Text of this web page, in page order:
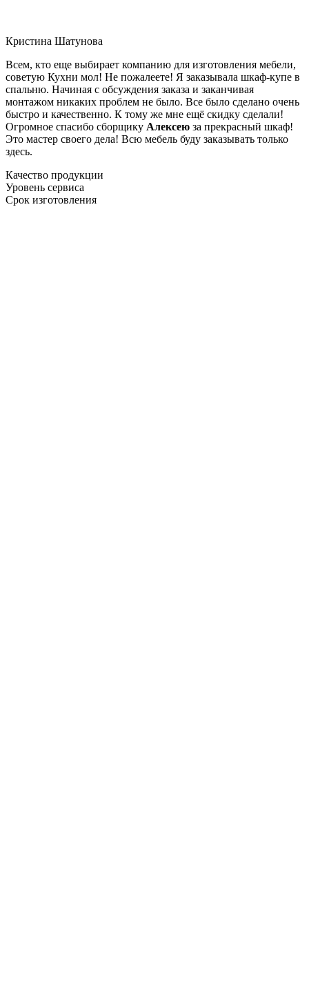
Кристина Шатунова
Всем, кто еще выбирает компанию для изготовления мебели,
советую Кухни мол! Не пожалеете! Я заказывала шкаф-купе в
спальню. Начиная с обсуждения заказа и заканчивая
монтажом никаких проблем не было. Все было сделано очень
быстро и качественно. К тому же мне ещё скидку сделали!
Огромное спасибо сборщику Алексею за прекрасный шкаф!
Это мастер своего дела! Всю мебель буду заказывать только
здесь.
Качество продукции
Уровень сервиса
Срок изготовления